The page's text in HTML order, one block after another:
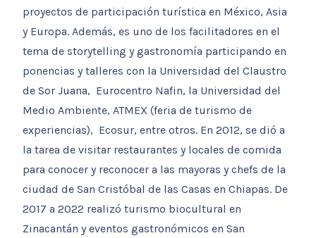
proyectos de participación turística en México, Asia
y Europa. Además, es uno de los facilitadores en el
tema de storytelling y gastronomía participando en
ponencias y talleres con la Universidad del Claustro
de Sor Juana, Eurocentro Nafin, la Universidad del
Medio Ambiente, ATMEX (feria de turismo de
experiencias), Ecosur, entre otros. En 2012, se dió a
la tarea de visitar restaurantes y locales de comida
para conocer y reconocer a las mayoras y chefs de la
ciudad de San Cristóbal de las Casas en Chiapas. De
2017 a 2022 realizó turismo biocultural en
Zinacantán y eventos gastronómicos en San